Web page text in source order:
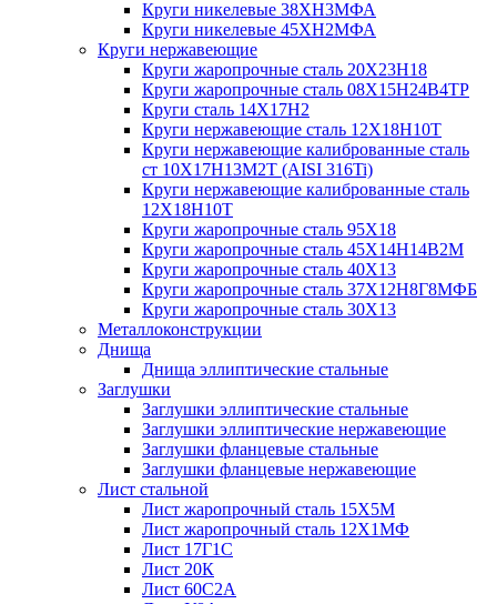
Круги никелевые 38XH3MФА
Круги никелевые 45ХН2МФА
Круги нержавеющие
Круги жаропрочные сталь 20Х23Н18
Круги жаропрочные сталь 08Х15Н24В4ТР
Круги сталь 14Х17Н2
Круги нержавеющие сталь 12Х18Н10Т
Круги нержавеющие калиброванные сталь
ст 10Х17Н13М2Т (AISI 316Ti)
Круги нержавеющие калиброванные сталь
12Х18Н10Т
Круги жаропрочные сталь 95Х18
Круги жаропрочные сталь 45Х14Н14В2М
Круги жаропрочные сталь 40Х13
Круги жаропрочные сталь 37Х12Н8Г8МФБ
Круги жаропрочные сталь 30Х13
Металлоконструкции
Днища
Днища эллиптические стальные
Заглушки
Заглушки эллиптические стальные
Заглушки эллиптические нержавеющие
Заглушки фланцевые стальные
Заглушки фланцевые нержавеющие
Лист стальной
Лист жаропрочный сталь 15Х5М
Лист жаропрочный сталь 12Х1МФ
Лист 17Г1С
Лист 20К
Лист 60С2А